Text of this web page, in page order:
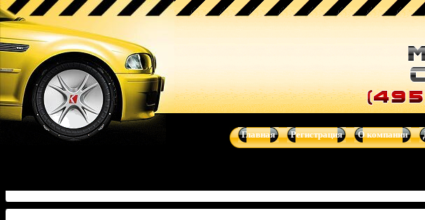
Купить Pioneer CD-SR110 - Пульты ДУ - автоакустика, автомагнитолы, сабвуферы,
Audio Art, Art Sound
Главная Регистрация О компании